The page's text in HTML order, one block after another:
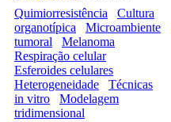
Quimiorresistência
Cultura
organotípica
Microambiente
tumoral
Melanoma
Respiração celular
Esferoides celulares
Heterogeneidade
Técnicas
in vitro
Modelagem
tridimensional